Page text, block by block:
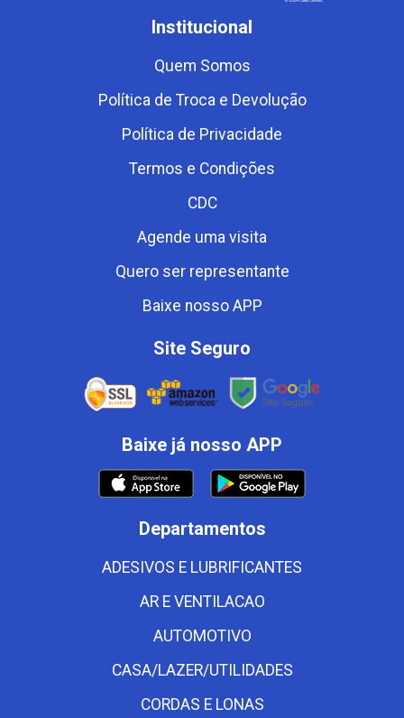
Institucional
Quem Somos
Política de Troca e Devolução
Política de Privacidade
Termos e Condições
CDC
Agende uma visita
Quero ser representante
Baixe nosso APP
Site Seguro
Baixe já nosso APP
Departamentos
ADESIVOS E LUBRIFICANTES
AR E VENTILACAO
AUTOMOTIVO
CASA/LAZER/UTILIDADES
CORDAS E LONAS